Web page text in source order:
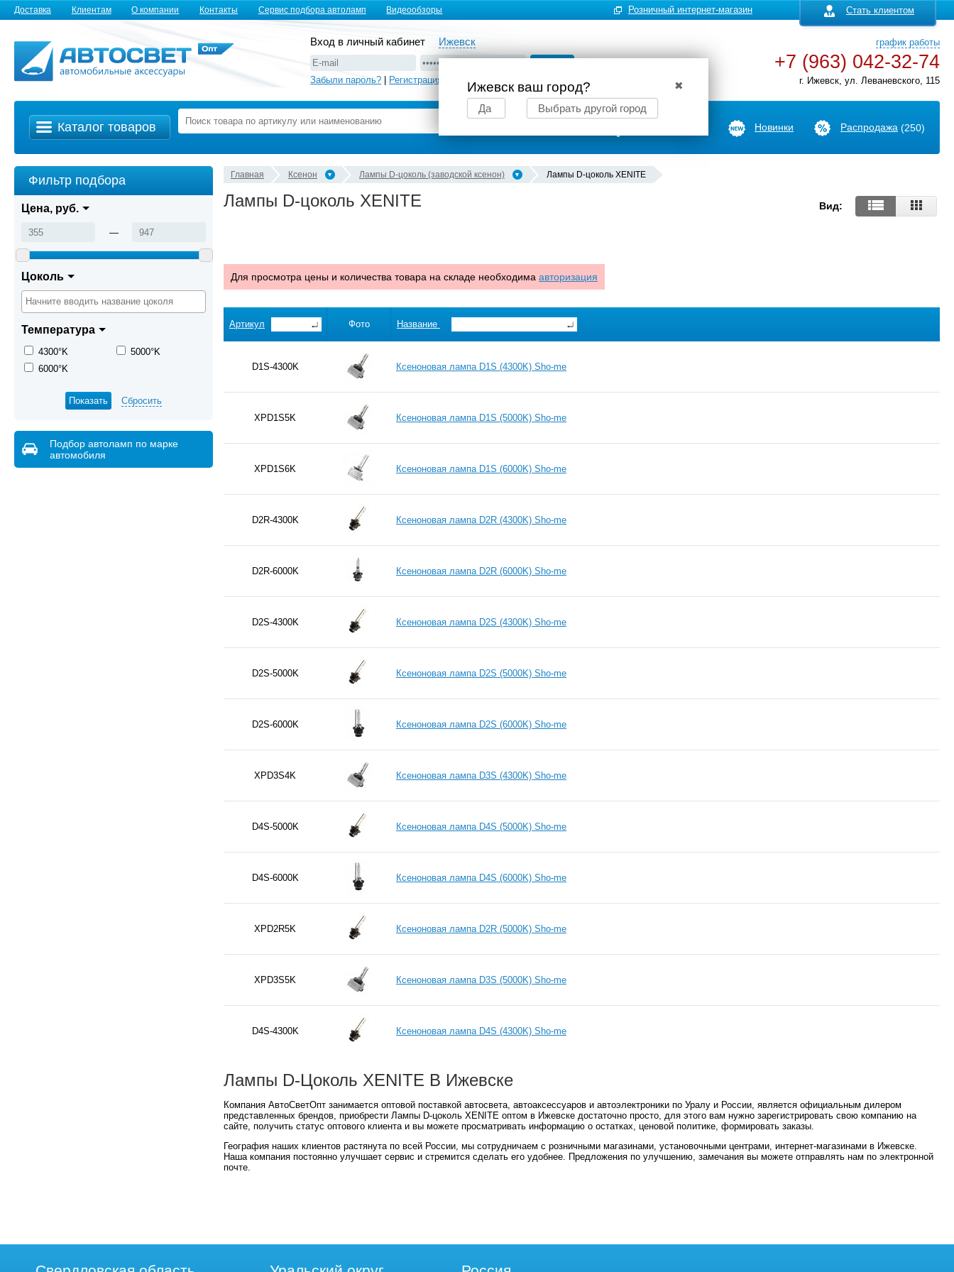
Доставка Клиентам О компании Контакты Сервис подбора автоламп Видеообзоры Стать клиентом
Розничный интернет-магазин
Вход в личный кабинет Ижевск
✖
Ижевск ваш город?
Да Выбрать другой город
Забыли пароль? Регистрация
график работы
+7 (963) 042-32-74
г. Ижевск, ул. Леваневского, 115
Каталог товаров Новинки Распродажа (250)
Фильтр подбора
Цена, руб.
—
Цоколь
Температура
4300°K
5000°K
6000°K
Сбросить
Подбор автоламп по марке
автомобиля
Главная Ксенон Лампы D-цоколь (заводской ксенон) Лампы D-цоколь XENITE
Лампы D-цоколь XENITE Вид:
Для просмотра цены и количества товара на складе необходима авторизация
Артикул Фото Название
D1S-4300K Ксеноновая лампа D1S (4300K) Sho-me
XPD1S5K Ксеноновая лампа D1S (5000K) Sho-me
XPD1S6K Ксеноновая лампа D1S (6000K) Sho-me
D2R-4300K Ксеноновая лампа D2R (4300K) Sho-me
D2R-6000K Ксеноновая лампа D2R (6000K) Sho-me
D2S-4300K Ксеноновая лампа D2S (4300K) Sho-me
D2S-5000K Ксеноновая лампа D2S (5000K) Sho-me
D2S-6000K Ксеноновая лампа D2S (6000K) Sho-me
XPD3S4K Ксеноновая лампа D3S (4300K) Sho-me
D4S-5000K Ксеноновая лампа D4S (5000K) Sho-me
D4S-6000K Ксеноновая лампа D4S (6000K) Sho-me
XPD2R5K Ксеноновая лампа D2R (5000K) Sho-me
XPD3S5K Ксеноновая лампа D3S (5000K) Sho-me
D4S-4300K Ксеноновая лампа D4S (4300K) Sho-me
Лампы D-Цоколь XENITE В Ижевске
Компания АвтоСветОпт занимается оптовой поставкой автосвета, автоаксессуаров и автоэлектроники по Уралу и Роcсии, является официальным дилером
представленных брендов, приобрести Лампы D-цоколь XENITE оптом в Ижевске достаточно просто, для этого вам нужно зарегистрировать свою компанию на
сайте, получить статус оптового клиента и вы можете просматривать информацию о остатках, ценовой политике, формировать заказы.
География наших клиентов растянута по всей России, мы сотрудничаем с розничными магазинами, установочными центрами, интернет-магазинами в Ижевске.
Наша компания постоянно улучшает сервис и стремится сделать его удобнее. Предложения по улучшению, замечания вы можете отправлять нам по электронной
почте.